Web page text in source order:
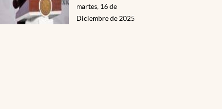
martes, 16 de
Diciembre de 2025